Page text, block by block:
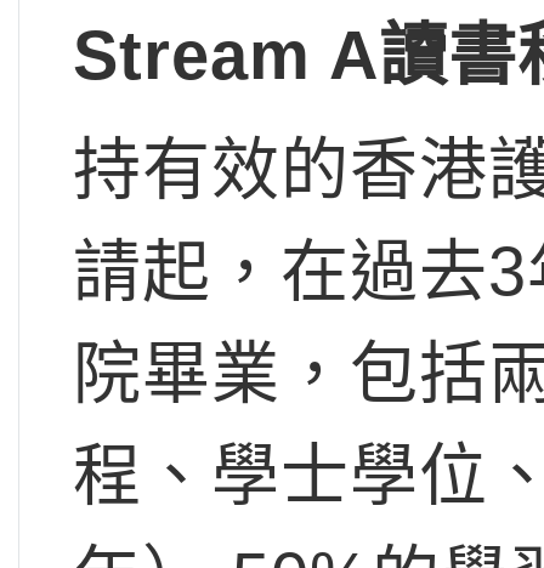
Stream A讀書
持有效的香港
請起，在過去
院畢業，包括
程、學士學位